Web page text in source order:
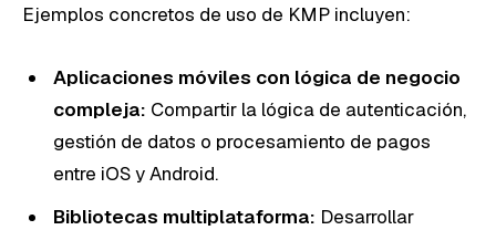
Ejemplos concretos de uso de KMP incluyen:
Aplicaciones móviles con lógica de negocio
compleja: Compartir la lógica de autenticación,
gestión de datos o procesamiento de pagos
entre iOS y Android.
Bibliotecas multiplataforma: Desarrollar